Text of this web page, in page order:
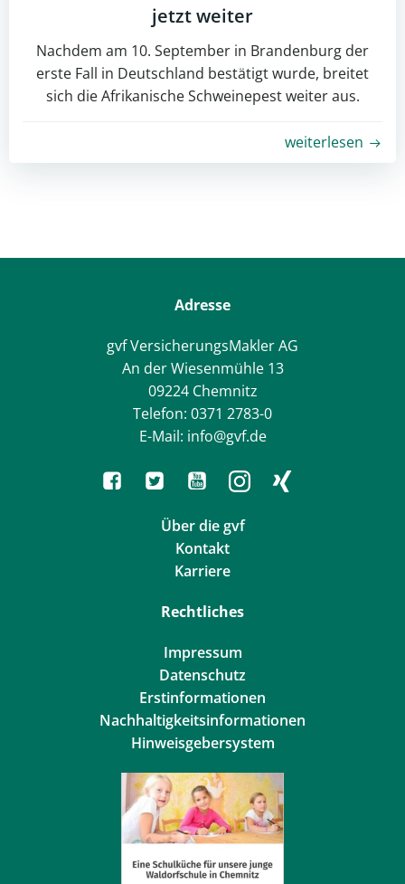
jetzt weiter
Nachdem am 10. September in Brandenburg der
erste Fall in Deutschland bestätigt wurde, breitet
sich die Afrikanische Schweinepest weiter aus.
weiterlesen
Adresse
gvf VersicherungsMakler AG
An der Wiesenmühle 13
09224 Chemnitz
Telefon: 0371 2783-0
E-Mail: info@gvf.de
Über die gvf
Kontakt
Karriere
Rechtliches
Impressum
Datenschutz
Erstinformationen
Nachhaltigkeitsinformationen
Hinweisgebersystem